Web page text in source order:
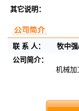
其它说明：
联 系 人： 牧中
公司简介：
机械加